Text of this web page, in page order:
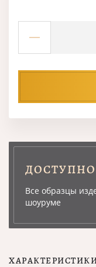
Все образцы
шоуруме